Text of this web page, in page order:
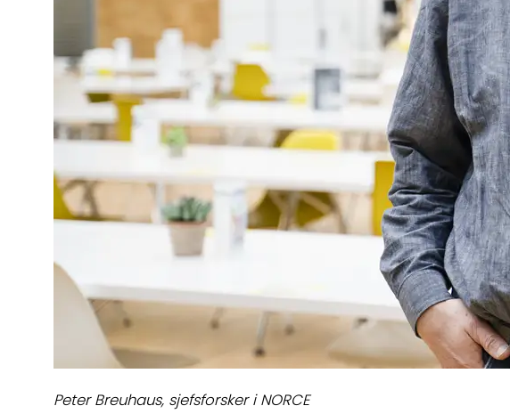
Peter Breuhaus, sjefsforsker i NORCE